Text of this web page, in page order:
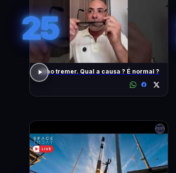
25
Olho tremer. Qual a causa ? É normal ?